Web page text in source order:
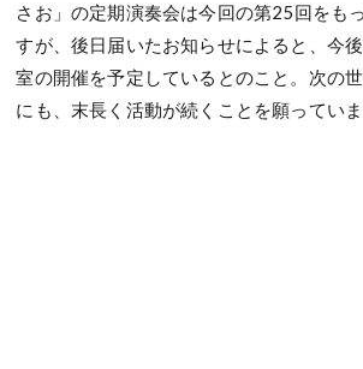
さお」の定期演奏会は今回の第25回をも
すが、後日届いたお知らせによると、今
室の開催を予定しているとのこと。次の
にも、末長く活動が続くことを願っていま